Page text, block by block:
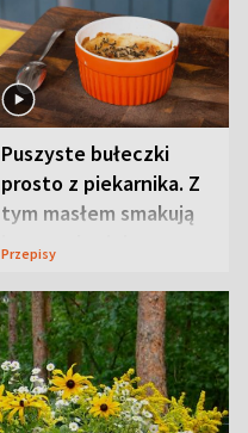
Puszyste bułeczki
prosto z piekarnika. Z
tym masłem smakują
jeszcze lepiej
Przepisy